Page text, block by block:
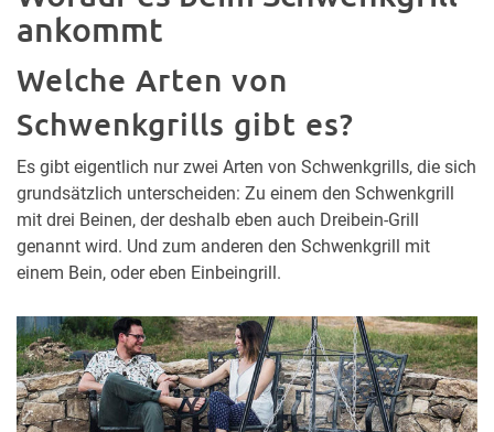
ankommt
Welche Arten von
Schwenkgrills gibt es?
Es gibt eigentlich nur zwei Arten von Schwenkgrills, die sich
grundsätzlich unterscheiden: Zu einem den Schwenkgrill
mit drei Beinen, der deshalb eben auch Dreibein-Grill
genannt wird. Und zum anderen den Schwenkgrill mit
einem Bein, oder eben Einbeingrill.